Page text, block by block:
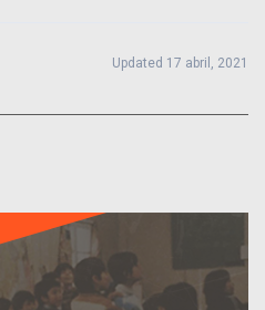
Updated 17 abril, 2021